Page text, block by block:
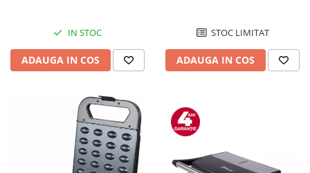
IN STOC
ADAUGA IN COS
STOC LIMITAT
ADAUGA IN COS